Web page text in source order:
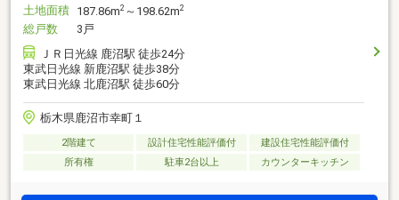
土地面積 187.86m2 ～198.62m2
総戸数
3戸
ＪＲ日光線 鹿沼駅 徒歩24分
東武日光線 新鹿沼駅 徒歩38分
東武日光線 北鹿沼駅 徒歩60分
栃木県鹿沼市幸町１
2階建て 設計住宅性能評価付
建設住宅性能評価付
所有権
駐車2台以上 カウンターキッチン